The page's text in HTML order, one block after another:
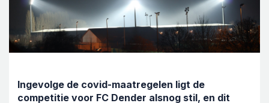
Ingevolge de covid-maatregelen ligt de
competitie voor FC Dender alsnog stil, en dit